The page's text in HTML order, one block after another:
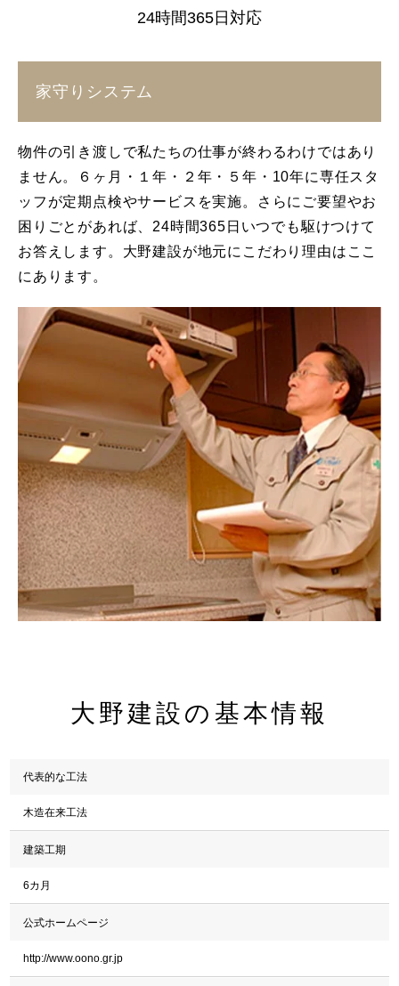
24時間365日対応
家守りシステム
物件の引き渡しで私たちの仕事が終わるわけではあり
ません。６ヶ月・１年・２年・５年・10年に専任スタ
ッフが定期点検やサービスを実施。さらにご要望やお
困りごとがあれば、24時間365日いつでも駆けつけて
お答えします。大野建設が地元にこだわり理由はここ
にあります。
大野建設の基本情報
代表的な工法
木造在来工法
建築工期
6カ月
公式ホームページ
http://www.oono.gr.jp